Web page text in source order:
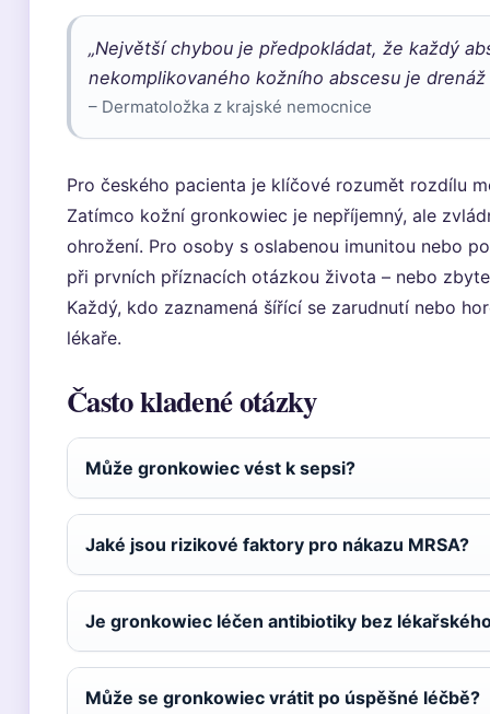
„Největší chybou je předpokládat, že každý
nekomplikovaného kožního abscesu je drenáž
– Dermatoložka z krajské nemocnice
Pro českého pacienta je klíčové rozumět rozdílu
Zatímco kožní gronkowiec je nepříjemný, ale
ohrožení. Pro osoby s oslabenou imunitou nebo
při prvních příznacích otázkou života – nebo
Každý, kdo zaznamená šířící se zarudnutí nebo
lékaře.
Často kladené otázky
Může gronkowiec vést k sepsi?
Jaké jsou rizikové faktory pro nákazu MRSA?
Je gronkowiec léčen antibiotiky bez
Může se gronkowiec vrátit po úspěšné léčbě?